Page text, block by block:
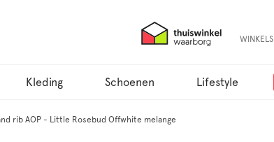
WINKELS
Kleding Schoenen Lifestyle
rib AOP - Little Rosebud Offwhite melange